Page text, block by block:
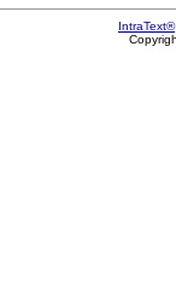
IntraText®